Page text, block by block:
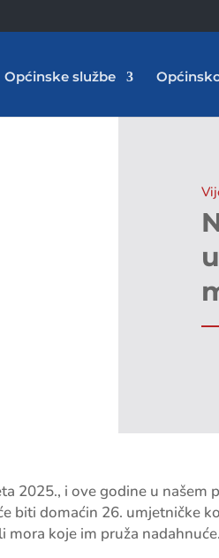
Općinske službe
2025., i ove godine u
biti domaćin 26. umjetničke
koje im pruža nadahnuće.